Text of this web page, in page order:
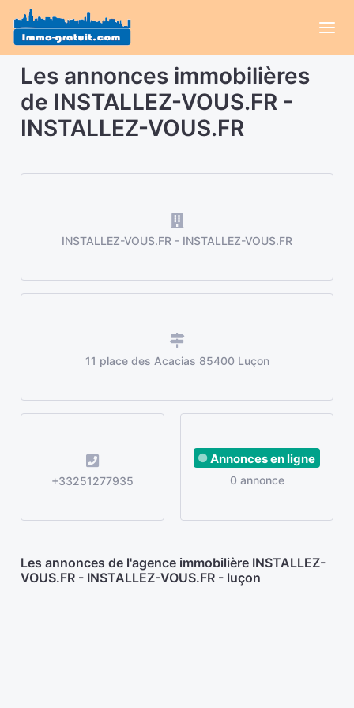
Les annonces immobilières
de INSTALLEZ-VOUS.FR -
INSTALLEZ-VOUS.FR
INSTALLEZ-VOUS.FR - INSTALLEZ-VOUS.FR
11 place des Acacias 85400 Luçon
+33251277935
Annonces en ligne
0 annonce
Les annonces de l'agence immobilière INSTALLEZ-
VOUS.FR - INSTALLEZ-VOUS.FR - luçon